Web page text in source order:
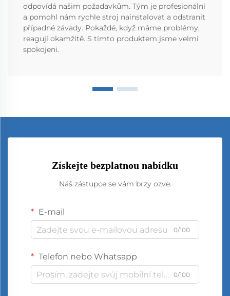
odpovídá našim požadavkům. Tým je profesionální
a pomohl nám rychle stroj nainstalovat a odstranit
případné závady. Pokaždé, když máme problémy,
reagují okamžitě. S tímto produktem jsme velmi
spokojeni.
Získejte bezplatnou nabídku
Náš zástupce se vám brzy ozve.
E-mail
0/100
Telefon nebo Whatsapp
0/100